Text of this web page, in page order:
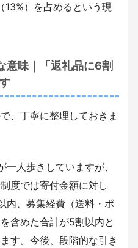
13%）を占めるという現
意味｜「返礼品に6割
、丁寧に整理しておきま
一人歩きしていますが、
度では寄付金額に対し
内、募集経費（送料・ポ
含めた合計が5割以内と
す。今後、段階的な引き